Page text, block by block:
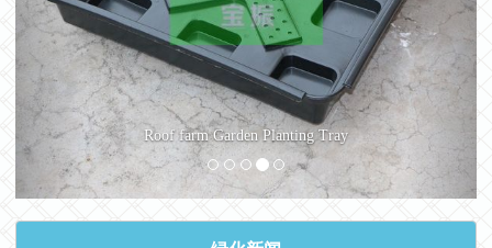
Roof farm Garden Planting Tray